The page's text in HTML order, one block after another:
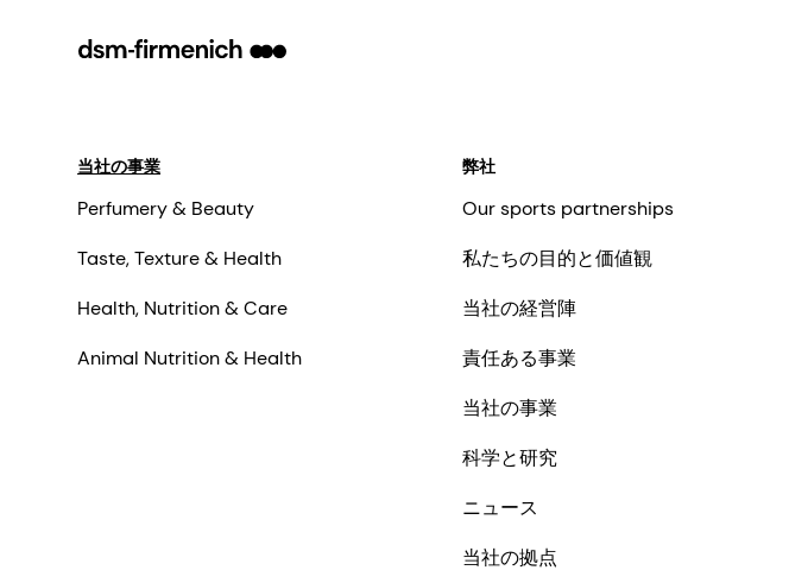
当社の事業
Perfumery & Beauty
Taste, Texture & Health
Health, Nutrition & Care
Animal Nutrition & Health
弊社
Our sports partnerships
私たちの目的と価値観
当社の経営陣
責任ある事業
当社の事業
科学と研究
ニュース
当社の拠点